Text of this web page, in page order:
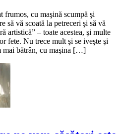
frumos, cu maşină scumpă şi
să vă scoată la petreceri şi să vă
artistică” – toate acestea, şi multe
fete. Nu trece mult şi se iveşte şi
mai bătrân, cu maşina […]